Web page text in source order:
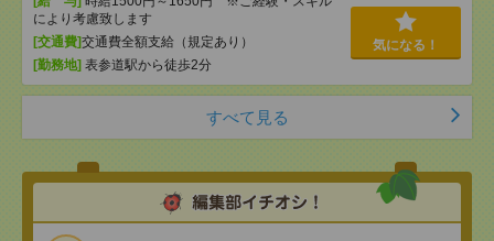
により考慮致します
[交通費]交通費全額支給（規定あり）
[勤務地] 表参道駅から徒歩2分
気になる！
すべて見る